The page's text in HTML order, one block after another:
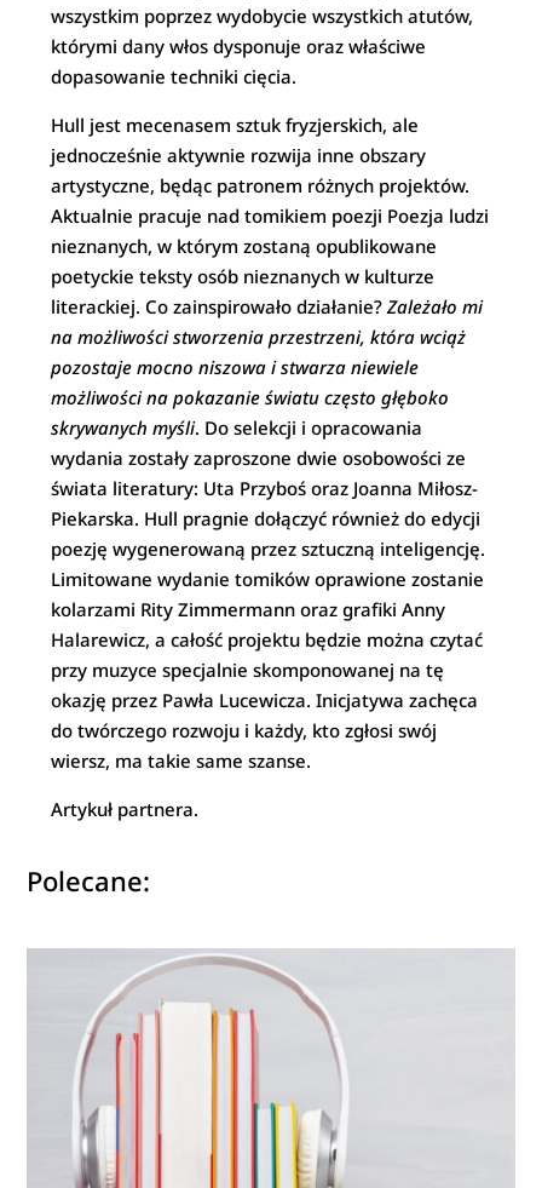
wszystkim poprzez wydobycie wszystkich atutów,
którymi dany włos dysponuje oraz właściwe
dopasowanie techniki cięcia.
Hull jest mecenasem sztuk fryzjerskich, ale
jednocześnie aktywnie rozwija inne obszary
artystyczne, będąc patronem różnych projektów.
Aktualnie pracuje nad tomikiem poezji Poezja ludzi
nieznanych, w którym zostaną opublikowane
poetyckie teksty osób nieznanych w kulturze
literackiej. Co zainspirowało działanie?Zależało mi
na możliwości stworzenia przestrzeni, która wciąż
pozostaje mocno niszowa i stwarza niewiele
możliwości na pokazanie światu często głęboko
skrywanych myśli. Do selekcji i opracowania
wydania zostały zaproszone dwie osobowości ze
świata literatury: Uta Przyboś oraz Joanna Miłosz-
Piekarska. Hull pragnie dołączyć również do edycji
poezję wygenerowaną przez sztuczną inteligencję.
Limitowane wydanie tomików oprawione zostanie
kolarzami Rity Zimmermann oraz grafiki Anny
Halarewicz, a całość projektu będzie można czytać
przy muzyce specjalnie skomponowanej na tę
okazję przez Pawła Lucewicza. Inicjatywa zachęca
do twórczego rozwoju i każdy, kto zgłosi swój
wiersz, ma takie same szanse.
Artykuł partnera.
Polecane: